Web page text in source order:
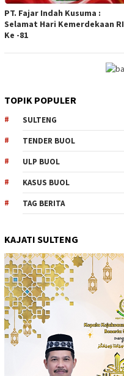
PT. Fajar Indah Kusuma :
Selamat Hari Kemerdekaan RI
Ke -81
TOPIK POPULER
SULTENG
TENDER BUOL
ULP BUOL
KASUS BUOL
TAG BERITA
KAJATI SULTENG